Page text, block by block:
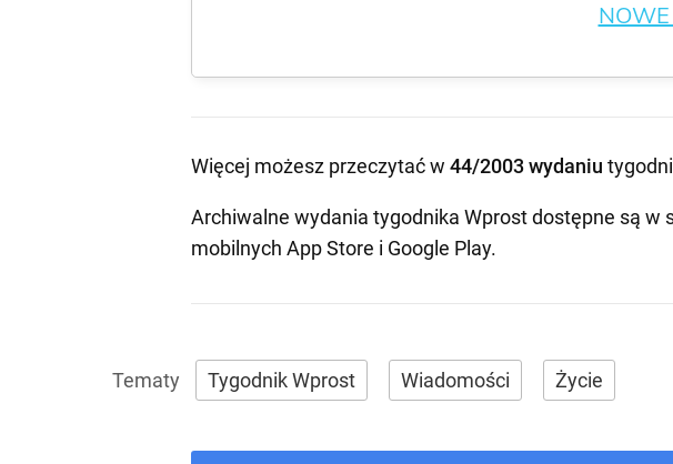
Więcej możesz przeczytać w 44/2003 wydaniu
Archiwalne wydania tygodnika Wprost dostępne są w
mobilnych App Store i Google Play.
Tygodnik Wprost Wiadomości Życie